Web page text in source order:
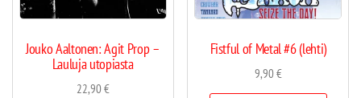
Jouko Aaltonen: Agit Prop –
Lauluja utopiasta
22,90€
Fistful of Metal #6 (lehti)
9,90€